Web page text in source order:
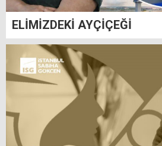
ELİMİZDEKİ AYÇİÇEĞİ